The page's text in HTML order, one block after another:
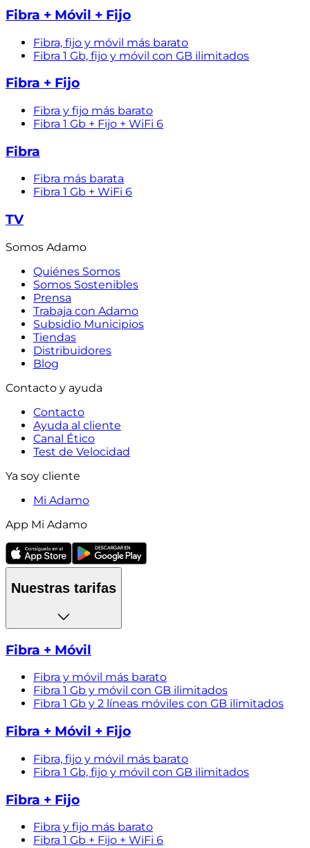
Fibra + Móvil + Fijo
Fibra, fijo y móvil más barato
Fibra 1 Gb, fijo y móvil con GB ilimitados
Fibra + Fijo
Fibra y fijo más barato
Fibra 1 Gb + Fijo + WiFi 6
Fibra
Fibra más barata
Fibra 1 Gb + WiFi 6
TV
Somos Adamo
Quiénes Somos
Somos Sostenibles
Prensa
Trabaja con Adamo
Subsidio Municipios
Tiendas
Distribuidores
Blog
Contacto y ayuda
Contacto
Ayuda al cliente
Canal Ético
Test de Velocidad
Ya soy cliente
Mi Adamo
App Mi Adamo
Nuestras tarifas
Fibra + Móvil
Fibra y móvil más barato
Fibra 1 Gb y móvil con GB ilimitados
Fibra 1 Gb y 2 líneas móviles con GB ilimitados
Fibra + Móvil + Fijo
Fibra, fijo y móvil más barato
Fibra 1 Gb, fijo y móvil con GB ilimitados
Fibra + Fijo
Fibra y fijo más barato
Fibra 1 Gb + Fijo + WiFi 6